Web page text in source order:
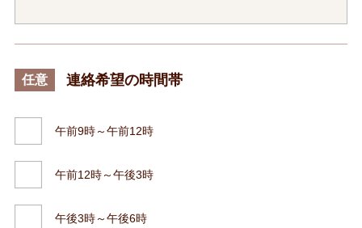
任意 連絡希望の時間帯
午前9時～午前12時
午前12時～午後3時
午後3時～午後6時